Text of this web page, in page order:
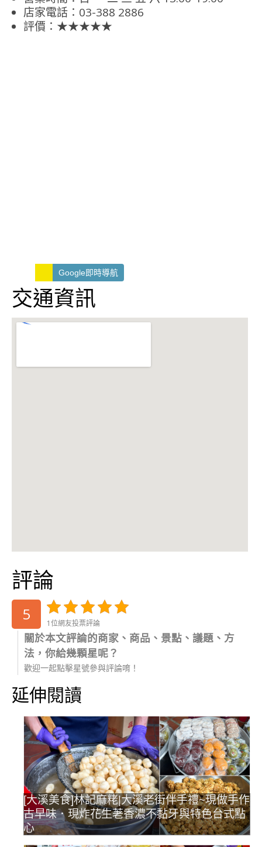
店家電話：03-388 2886
評價：★★★★★
Google即時導航
交通資訊
評論
5 1位網友投票評論
關於本文評論的商家、商品、景點、議題、方
法，你給幾顆星呢？
歡迎一起點擊星號參與評論唷！
延伸閱讀
[大溪美食]林記麻粩|大溪老街伴手禮~現做手作
古早味．現炸花生荖香濃不黏牙與特色台式點
心